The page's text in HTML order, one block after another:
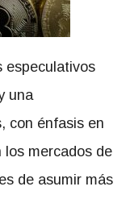
especulativos
una
con énfasis en
los mercados de
de asumir más